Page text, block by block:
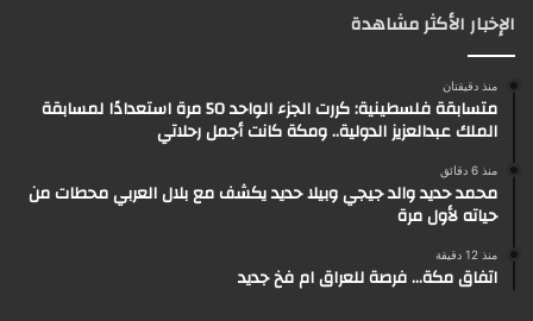
الإخبار الأكثر مشاهدة
منذ دقيقتان
متسابقة فلسطينية: كررت الجزء الواحد 50 مرة استعدادًا لمسابقة
الملك عبدالعزيز الدولية.. ومكة كانت أجمل رحلاتي
منذ 6 دقائق
محمد حديد والد جيجي وبيلا حديد يكشف مع بلال العربي محطات من
حياته لأول مرة
منذ 12 دقيقة
اتفاق مكة… فرصة للعراق ام فخ جديد